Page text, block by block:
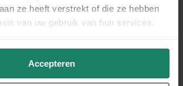
ze heeft verstrekt of die ze hebben
van uw gebruik van hun services.
Accepteren